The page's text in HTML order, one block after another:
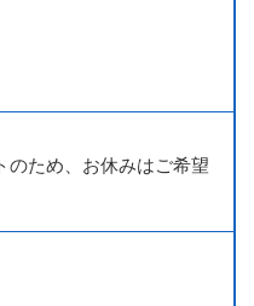
のため、お休みはご希望